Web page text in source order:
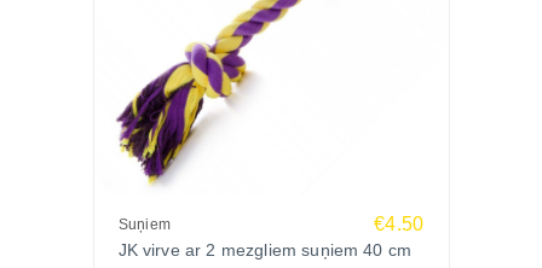
Suņiem €4.50
JK virve ar 2 mezgliem suņiem 40 cm